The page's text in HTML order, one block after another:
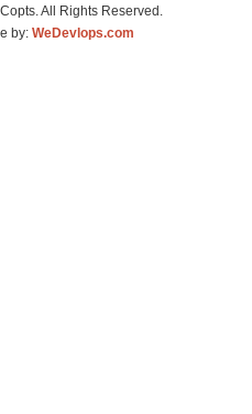
All Rights Reserved.
by: WeDevlops.com